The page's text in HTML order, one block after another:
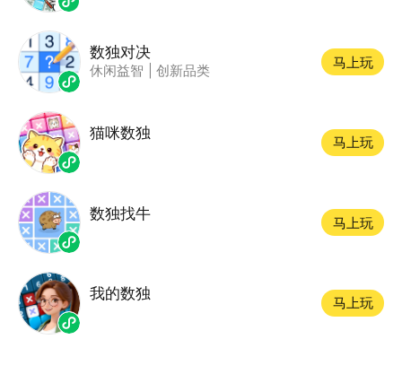
数独对决
休闲益智 创新品类
马上玩
猫咪数独
马上玩
数独找牛
马上玩
我的数独
马上玩